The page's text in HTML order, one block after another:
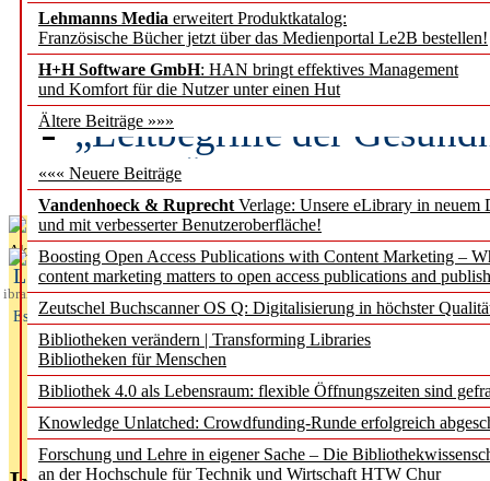
Lehmanns Media erweitert Produktkatalog:
Französische Bücher jetzt über das Medienportal Le2B bestellen!
H+H Software GmbH: HAN bringt effektives Management
und Komfort für die Nutzer unter einen Hut
Ältere Beiträge »»»
««« Neuere Beiträge
Vandenhoeck & Ruprecht Verlage: Unsere eLibrary in neuem
und mit verbesserter Benutzeroberfläche!
Boosting Open Access Publications with Content Marketing –
content marketing matters to open access publications and
Zeutschel Buchscanner OS Q: Digitalisierung in höchster
Bibliotheken verändern | Transforming Libraries
Bibliotheken für Menschen
Bibliothek 4.0 als Lebensraum: flexible Öffnungszeiten sind
Knowledge Unlatched: Crowdfunding-Runde erfolgreich
Forschung und Lehre in eigener Sache – Die
an der Hochschule für Technik und Wirtschaft HTW Chur
Künstliche Intelligenz
besser zu verstehen
„Leitbegriffe der
des BIÖG erscheinen
Aktuelles aus
L
ibrary
Essentials